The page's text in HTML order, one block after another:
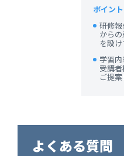
ポイント
研修
から
を設
学習内
受講
ご提
よくある質問